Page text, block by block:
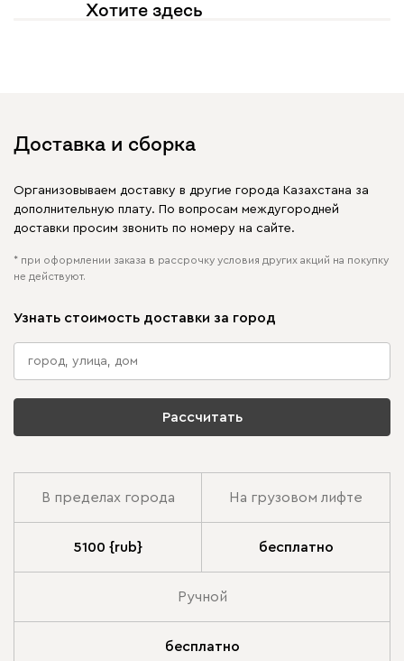
Хотите здесь
Доставка и сборка
Организовываем доставку в другие города Казахстана за
дополнительную плату. По вопросам междугородней
доставки просим звонить по номеру на сайте.
* при оформлении заказа в рассрочку условия других акций на покупку
не действуют.
Узнать стоимость доставки за город
Рассчитать
В пределах города На грузовом лифте
5100 {rub} бесплатно
Ручной
бесплатно